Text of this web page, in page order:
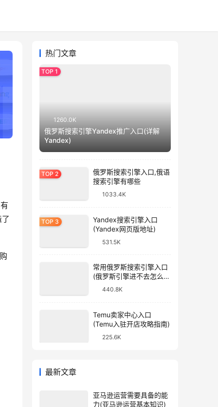
热门文章
1260.0K
俄罗斯搜索引擎Yandex推广入口(详解
Yandex)
俄罗斯搜索引擎入口,俄语
搜索引擎有哪些
1033.4K
Yandex搜索引擎入口
(Yandex网页版地址)
531.5K
常用俄罗斯搜索引擎入口
(俄罗斯引擎进不去怎么
440.8K
Temu卖家中心入口
(Temu入驻开店攻略指南)
225.6K
最新文章
亚马逊运营需要具备的能
力(亚马逊运营基本知识)